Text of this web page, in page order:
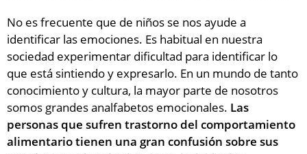
No es frecuente que de niños se nos ayude a
identificar las emociones. Es habitual en nuestra
sociedad experimentar dificultad para identificar lo
que está sintiendo y expresarlo. En un mundo de tanto
conocimiento y cultura, la mayor parte de nosotros
somos grandes analfabetos emocionales. Las
personas que sufren trastorno del comportamiento
alimentario tienen una gran confusión sobre sus